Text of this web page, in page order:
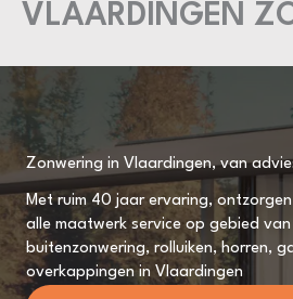
VLAARDINGEN
Zonwering in Vlaardingen, van
Met ruim 40 jaar ervaring,
alle maatwerk service op gebied
buitenzonwering, rolluiken, horren,
overkappingen in Vlaardingen